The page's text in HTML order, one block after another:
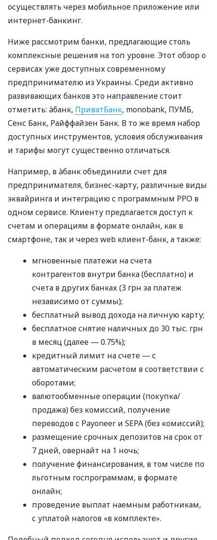
осуществлять через мобильное приложение или
интернет-банкинг.
Ниже рассмотрим банки, предлагающие столь
комплексные решения на топ уровне. Этот обзор о
сервисах уже доступных современному
предпринимателю из Украины. Среди активно
развивающих банков это направление стоит
отметить: àбанк, ПриватБанк, monobank, ПУМБ,
Сенс Банк, Райффайзен Банк. В то же время набор
доступных инструментов, условия обслуживания
и тарифы могут существенно отличаться.
Например, в àбанк объединили счет для
предпринимателя, бизнес-карту, различные виды
эквайринга и интеграцию с программным РРО в
одном сервисе. Клиенту предлагается доступ к
счетам и операциям в формате онлайн, как в
смартфоне, так и через web клиент-банк, а также:
мгновенные платежи на счета
контрагентов внутри банка (бесплатно) и
счета в других банках (3 грн за платеж
независимо от суммы);
бесплатный вывод дохода на личную карту;
бесплатное снятие наличных до 30 тыс. грн
в месяц (далее — 0.75%);
кредитный лимит на счете — с
автоматическим расчетом в соответствии с
оборотами;
валютообменные операции (покупка/
продажа) без комиссий, получение
переводов с Payoneer и SEPA (без комиссий);
размещение срочных депозитов на срок от
7 дней, овернайт на 1 ночь;
получение финансирования, в том числе по
льготным госпрограммам, в формате
онлайн;
проведение выплат наемным работникам,
с уплатой налогов «в комплекте».